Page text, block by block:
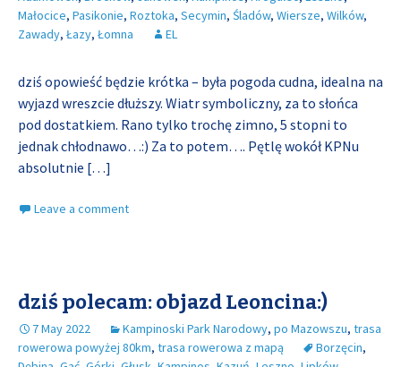
Małocice, Pasikonie, Roztoka, Secymin, Śladów, Wiersze, Wilków,
Zawady, Łazy, Łomna EL
dziś opowieść będzie krótka – była pogoda cudna, idealna na
wyjazd wreszcie dłuższy. Wiatr symboliczny, za to słońca
pod dostatkiem. Rano tylko trochę zimno, 5 stopni to
jednak chłodnawo…:) Za to potem…. Pętlę wokół KPNu
absolutnie […]
Leave a comment
dziś polecam: objazd Leoncina:)
7 May 2022 Kampinoski Park Narodowy, po Mazowszu, trasa
rowerowa powyżej 80km, trasa rowerowa z mapą Borzęcin,